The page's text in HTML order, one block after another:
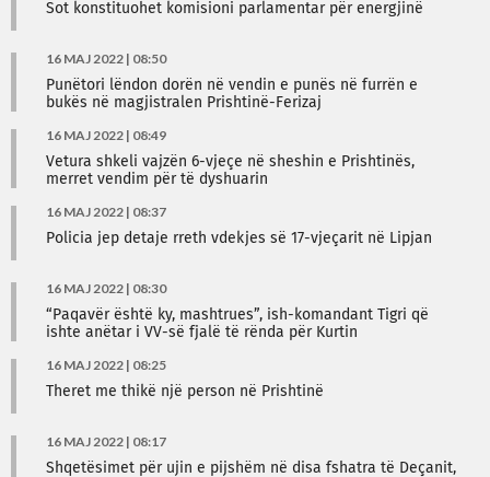
Sot konstituohet komisioni parlamentar për energjinë
16 MAJ 2022 | 08:50
Punëtori lëndon dorën në vendin e punës në furrën e
bukës në magjistralen Prishtinë-Ferizaj
16 MAJ 2022 | 08:49
Vetura shkeli vajzën 6-vjeçe në sheshin e Prishtinës,
merret vendim për të dyshuarin
16 MAJ 2022 | 08:37
Policia jep detaje rreth vdekjes së 17-vjeçarit në Lipjan
16 MAJ 2022 | 08:30
“Paqavër është ky, mashtrues”, ish-komandant Tigri që
ishte anëtar i VV-së fjalë të rënda për Kurtin
16 MAJ 2022 | 08:25
Theret me thikë një person në Prishtinë
16 MAJ 2022 | 08:17
Shqetësimet për ujin e pijshëm në disa fshatra të Deçanit,